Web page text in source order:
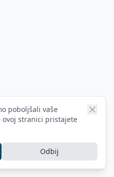
poboljšali vaše
ovoj stranici pristajete
Odbij